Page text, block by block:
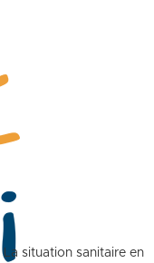
La situation sanitaire en